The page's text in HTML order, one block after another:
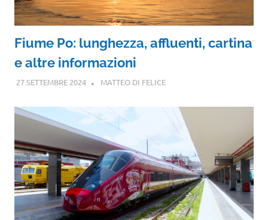
Fiume Po: lunghezza, affluenti, cartina
e altre informazioni
27 SETTEMBRE 2024 MATTEO DI FELICE